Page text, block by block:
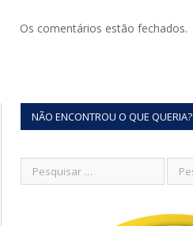
Os comentários estão fechados.
NÃO ENCONTROU O QUE QUERIA?